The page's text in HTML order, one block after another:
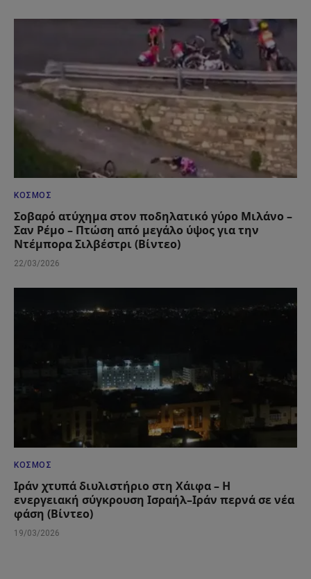
ΚΌΣΜΟΣ
Σοβαρό ατύχημα στον ποδηλατικό γύρο Μιλάνο –
Σαν Ρέμο – Πτώση από μεγάλο ύψος για την
Ντέμπορα Σιλβέστρι (Βίντεο)
22/03/2026
ΚΌΣΜΟΣ
Ιράν χτυπά διυλιστήριο στη Χάιφα – Η
ενεργειακή σύγκρουση Ισραήλ–Ιράν περνά σε νέα
φάση (Βίντεο)
19/03/2026